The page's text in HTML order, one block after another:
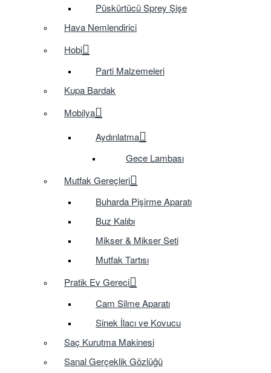
Püskürtücü Sprey Şişe
Hava Nemlendirici
Hobi
Parti Malzemeleri
Kupa Bardak
Mobilya
Aydınlatma
Gece Lambası
Mutfak Gereçleri
Buharda Pişirme Aparatı
Buz Kalıbı
Mikser & Mikser Seti
Mutfak Tartısı
Pratik Ev Gereci
Cam Silme Aparatı
Sinek İlacı ve Kovucu
Saç Kurutma Makinesi
Sanal Gerçeklik Gözlüğü